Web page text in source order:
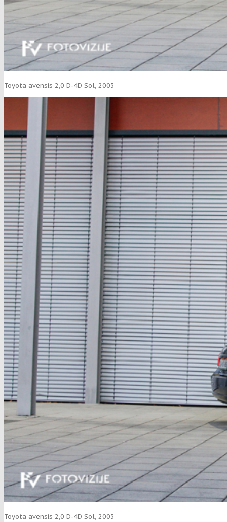
Toyota avensis 2,0 D-4D Sol, 2003
Toyota avensis 2,0 D-4D Sol, 2003